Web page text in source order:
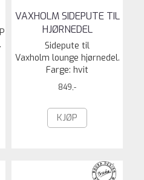
VAXHOLM SIDEPUTE TIL
HJØRNEDEL
Sidepute til
Vaxholm lounge hjørnedel.
Farge: hvit
849,-
KJØP